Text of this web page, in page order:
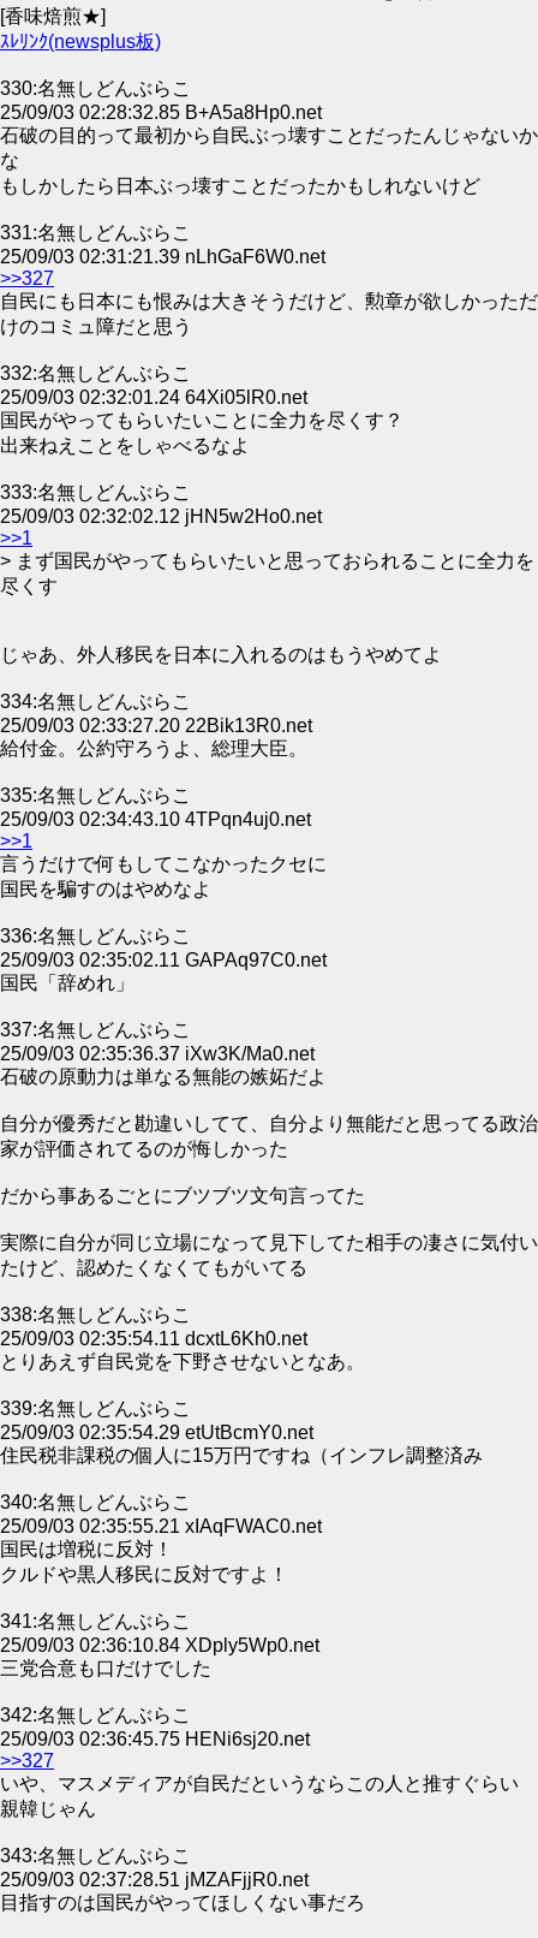
[香味焙煎★]
ｽﾚﾘﾝｸ(newsplus板)
330:名無しどんぶらこ
25/09/03 02:28:32.85 B+A5a8Hp0.net
石破の目的って最初から自民ぶっ壊すことだったんじゃないか
な
もしかしたら日本ぶっ壊すことだったかもしれないけど
331:名無しどんぶらこ
25/09/03 02:31:21.39 nLhGaF6W0.net
>>327
自民にも日本にも恨みは大きそうだけど、勲章が欲しかっただ
けのコミュ障だと思う
332:名無しどんぶらこ
25/09/03 02:32:01.24 64Xi05lR0.net
国民がやってもらいたいことに全力を尽くす？
出来ねえことをしゃべるなよ
333:名無しどんぶらこ
25/09/03 02:32:02.12 jHN5w2Ho0.net
>>1
> まず国民がやってもらいたいと思っておられることに全力を
尽くす
じゃあ、外人移民を日本に入れるのはもうやめてよ
334:名無しどんぶらこ
25/09/03 02:33:27.20 22Bik13R0.net
給付金。公約守ろうよ、総理大臣。
335:名無しどんぶらこ
25/09/03 02:34:43.10 4TPqn4uj0.net
>>1
言うだけで何もしてこなかったクセに
国民を騙すのはやめなよ
336:名無しどんぶらこ
25/09/03 02:35:02.11 GAPAq97C0.net
国民「辞めれ」
337:名無しどんぶらこ
25/09/03 02:35:36.37 iXw3K/Ma0.net
石破の原動力は単なる無能の嫉妬だよ
自分が優秀だと勘違いしてて、自分より無能だと思ってる政治
家が評価されてるのが悔しかった
だから事あるごとにブツブツ文句言ってた
実際に自分が同じ立場になって見下してた相手の凄さに気付い
たけど、認めたくなくてもがいてる
338:名無しどんぶらこ
25/09/03 02:35:54.11 dcxtL6Kh0.net
とりあえず自民党を下野させないとなあ。
339:名無しどんぶらこ
25/09/03 02:35:54.29 etUtBcmY0.net
住民税非課税の個人に15万円ですね（インフレ調整済み
340:名無しどんぶらこ
25/09/03 02:35:55.21 xIAqFWAC0.net
国民は増税に反対！
クルドや黒人移民に反対ですよ！
341:名無しどんぶらこ
25/09/03 02:36:10.84 XDply5Wp0.net
三党合意も口だけでした
342:名無しどんぶらこ
25/09/03 02:36:45.75 HENi6sj20.net
>>327
いや、マスメディアが自民だというならこの人と推すぐらい
親韓じゃん
343:名無しどんぶらこ
25/09/03 02:37:28.51 jMZAFjjR0.net
目指すのは国民がやってほしくない事だろ